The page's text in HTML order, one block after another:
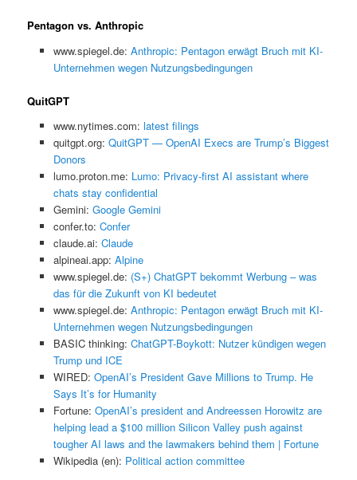
Pentagon vs. Anthropic
www.spiegel.de: Anthropic: Pentagon erwägt Bruch mit KI-
Unternehmen wegen Nutzungsbedingungen
QuitGPT
www.nytimes.com: latest filings
quitgpt.org: QuitGPT — OpenAI Execs are Trump’s Biggest
Donors
lumo.proton.me: Lumo: Privacy-first AI assistant where
chats stay confidential
Gemini: ‎Google Gemini
confer.to: Confer
claude.ai: Claude
alpineai.app: Alpine
www.spiegel.de: (S+) ChatGPT bekommt Werbung – was
das für die Zukunft von KI bedeutet
www.spiegel.de: Anthropic: Pentagon erwägt Bruch mit KI-
Unternehmen wegen Nutzungsbedingungen
BASIC thinking: ChatGPT-Boykott: Nutzer kündigen wegen
Trump und ICE
WIRED: OpenAI’s President Gave Millions to Trump. He
Says It’s for Humanity
Fortune: OpenAI’s president and Andreessen Horowitz are
helping lead a $100 million Silicon Valley push against
tougher AI laws and the lawmakers behind them | Fortune
Wikipedia (en): Political action committee